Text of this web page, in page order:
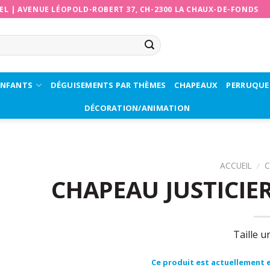
|AVENUE LÉOPOLD-ROBERT 37, CH-2300 LA CHAUX-DE-FONDS
DÉGUISEMENTS PAR THÈMES CHAPEAUX
DÉCORATION/ANIMATION
ACCUEIL /
CHAPEAU
Taille
Ce produit est actuellement